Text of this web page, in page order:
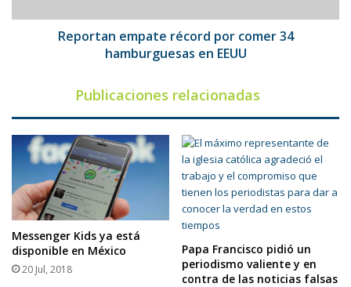
EEUU
Reportan empate récord por comer 34
hamburguesas en EEUU
Publicaciones relacionadas
Messenger Kids ya está
disponible en México
20 Jul, 2018
Papa Francisco pidió un
periodismo valiente y en
contra de las noticias falsas